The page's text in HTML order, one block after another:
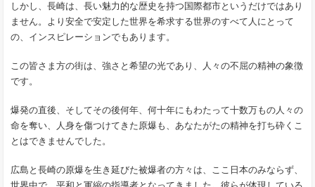
しかし、長崎は、長い魅力的な歴史を持つ国際都市というだけではあり
ません。より安全で安定した世界を希求する世界のすべて人にとって
の、インスピレーションでもあります。
この皆さま方の街は、強さと希望の光であり、人々の不屈の精神の象徴
です。
爆発の直後、そしてその後何年、何十年にもわたって十数万もの人々の
命を奪い、人身を傷つけてきた原爆も、あなたがたの精神を打ち砕くこ
とはできませんでした。
広島と長崎の原爆を生き延びた被爆者の方々は、ここ日本のみならず、